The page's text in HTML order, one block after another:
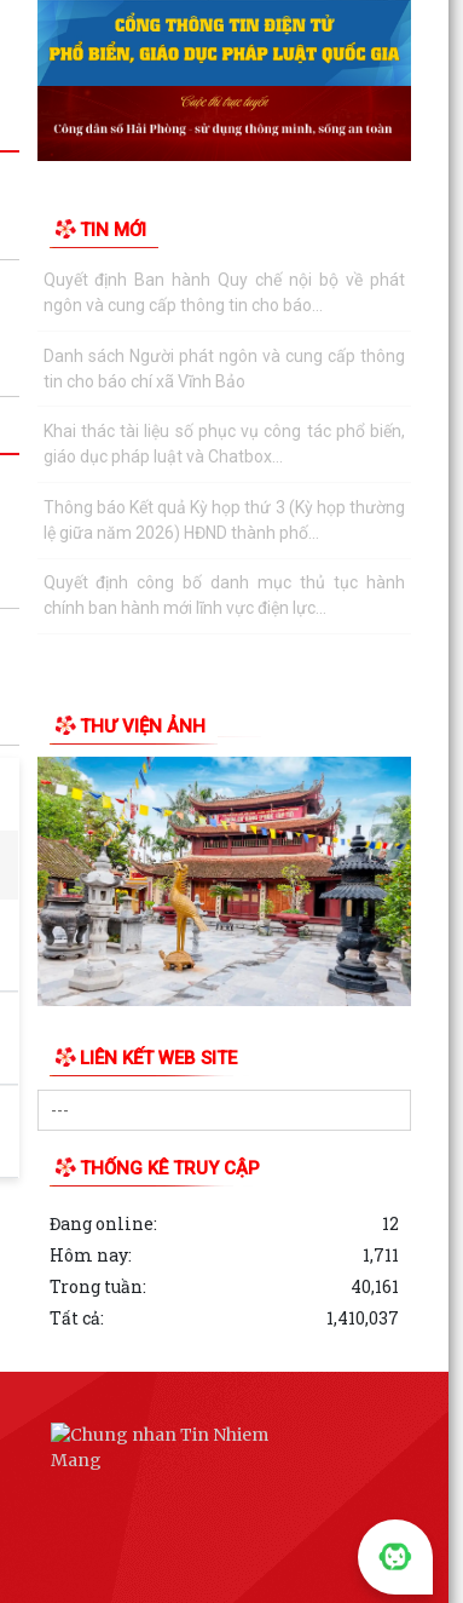
TIN MỚI
Quyết định Ban hành Quy chế nội bộ về phát
ngôn và cung cấp thông tin cho báo...
Danh sách Người phát ngôn và cung cấp thông
tin cho báo chí xã Vĩnh Bảo
Khai thác tài liệu số phục vụ công tác phổ biến,
giáo dục pháp luật và Chatbox...
Thông báo Kết quả Kỳ họp thứ 3 (Kỳ họp thường
lệ giữa năm 2026) HĐND thành phố...
Quyết định công bố danh mục thủ tục hành
chính ban hành mới lĩnh vực điện lực...
THƯ VIỆN ẢNH
LIÊN KẾT WEB SITE
THỐNG KÊ TRUY CẬP
Đang online:
12
Hôm nay:
1,711
Trong tuần:
40,161
Tất cả:
1,410,037